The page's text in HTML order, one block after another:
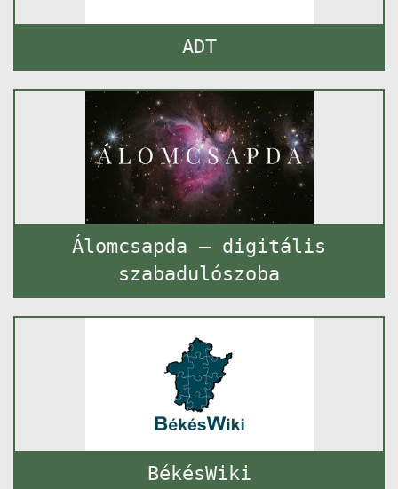
ADT
Álomcsapda – digitális
szabadulószoba
BékésWiki